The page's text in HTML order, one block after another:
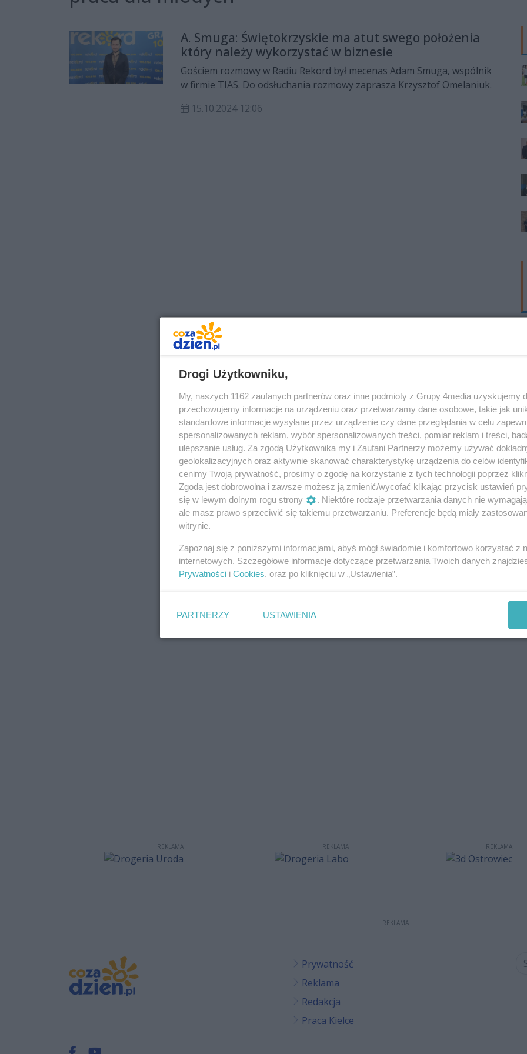
A. Smuga: Świętokrzyskie ma atut swego położenia
który należy wykorzystać w biznesie
Gościem rozmowy w Radiu Rekord był mecenas Adam Smuga, wspólnik
w firmie TIAS. Do odsłuchania rozmowy zaprasza Krzysztof Omelaniuk.
15.10.2024 12:06
REKLAMA REKLAMA REKLAMA
REKLAMA
Prywatność
Reklama
Redakcja
Praca Kielce
Drogi Użytkowniku,
My, naszych 1162 zaufanych partnerów oraz inne podmioty z Grupy 4media uzyskujemy
przechowujemy informacje na urządzeniu oraz przetwarzamy dane osobowe, takie jak
standardowe informacje wysyłane przez urządzenie czy dane przeglądania w celu
spersonalizowanych reklam, wybór spersonalizowanych treści, pomiar reklam i treści,
ulepszanie usług. Za zgodą Użytkownika my i Zaufani Partnerzy możemy używać
geolokalizacyjnych oraz aktywnie skanować charakterystykę urządzenia do celów
cenimy Twoją prywatność, prosimy o zgodę na korzystanie z tych technologii poprzez
Zgoda jest dobrowolna i zawsze możesz ją zmienić/wycofać klikając przycisk ustawień
się w lewym dolnym rogu strony
. Niektóre rodzaje przetwarzania danych nie
ale masz prawo sprzeciwić się takiemu przetwarzaniu. Preferencje będą miały
witrynie.
Zapoznaj się z poniższymi informacjami, abyś mógł świadomie i komfortowo korzystać z
internetowych. Szczegółowe informacje dotyczące przetwarzania Twoich danych
Prywatności i Cookies. oraz po kliknięciu w „Ustawienia”.
PARTNERZY USTAWIENIA